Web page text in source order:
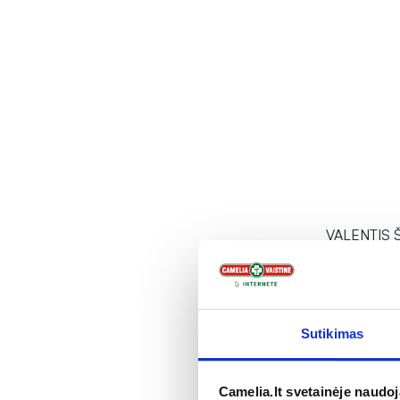
Sutikimas
Camelia.lt svetainėje
VALENTIS
1,69 €